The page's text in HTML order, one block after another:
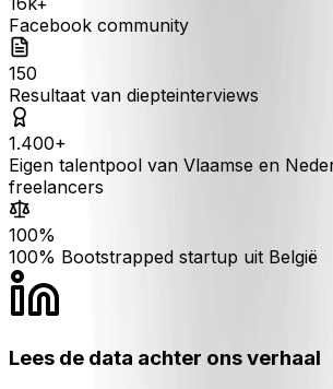
Facebook community
150
Resultaat van diepteinterviews
1.400+
Eigen talentpool van Vlaamse en
freelancers
100%
100% Bootstrapped startup uit België
Lees de data achter ons verhaal